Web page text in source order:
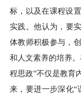
标，以及在课程设
实践。他认为，要
体教师积极参与，
和人文素养的培养
程思政”不仅是教育
来，要进一步深化“